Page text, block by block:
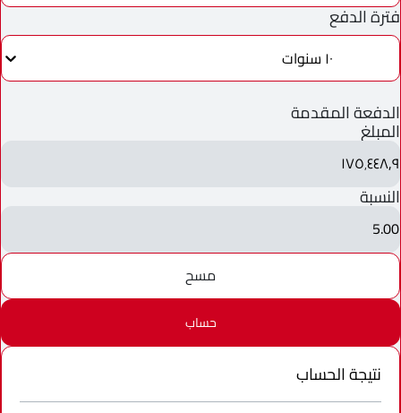
فترة الدفع
١٠ سنوات
الدفعة المقدمة
المبلغ
١٧٥٬٤٤٨٫٩
النسبة
5.00
مسح
حساب
نتيجة الحساب